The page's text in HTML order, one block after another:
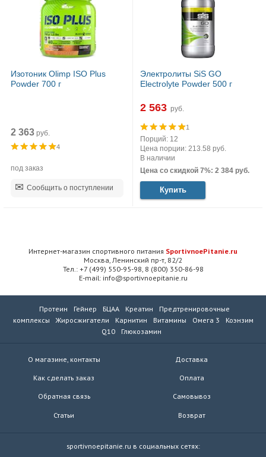
Изотоник Olimp ISO Plus
Powder 700 г
2 363руб.
4
под заказ
Сообщить о поступлении
Электролиты SiS GO
Electrolyte Powder 500 г
2 563 руб.
1
Порций: 12
Цена порции: 213.58 руб.
В наличии
Цена со скидкой 7%: 2 384 руб.
Купить
Интернет-магазин спортивного питания SportivnoePitanie.ru
Москва, Ленинский пр-т, 82/2
Тел.: +7 (499) 550-95-98, 8 (800) 350-86-98
E-mail: info@sportivnoepitanie.ru
Протеин Гейнер БЦАА Креатин
Предтренировочные
комплексы
Жиросжигатели Карнитин Витамины Омега 3
Коэнзим
Q10
Глюкозамин
О магазине, контакты
Как сделать заказ
Обратная связь
Статьи
Доставка
Оплата
Самовывоз
Возврат
sportivnoepitanie.ru в социальных сетях: